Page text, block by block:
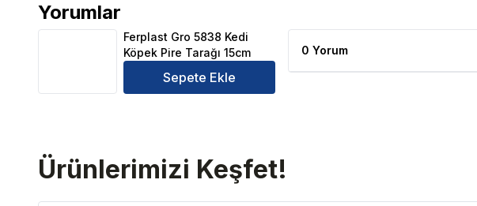
Yorumlar
Ferplast Gro 5838 Kedi Köpek Pire Tarağı 15cm Ürün Yorumları
Ferplast Gro 5838 Kedi
Köpek Pire Tarağı 15cm
Sepete Ekle
0 Yorum
Ürünlerimizi Keşfet!